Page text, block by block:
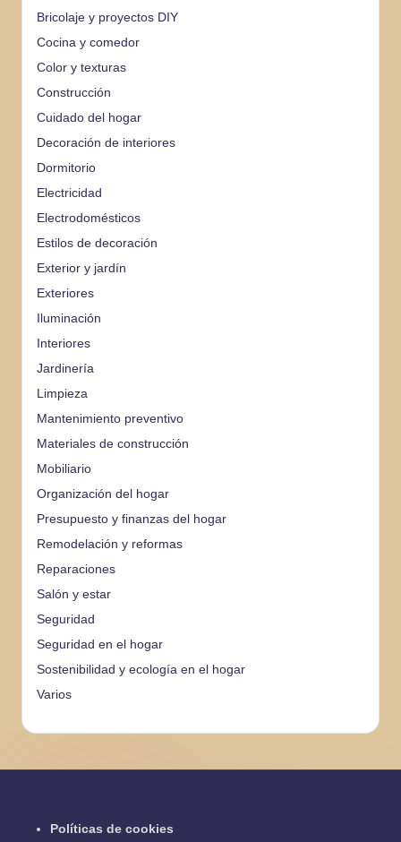
Bricolaje y proyectos DIY
Cocina y comedor
Color y texturas
Construcción
Cuidado del hogar
Decoración de interiores
Dormitorio
Electricidad
Electrodomésticos
Estilos de decoración
Exterior y jardín
Exteriores
Iluminación
Interiores
Jardinería
Limpieza
Mantenimiento preventivo
Materiales de construcción
Mobiliario
Organización del hogar
Presupuesto y finanzas del hogar
Remodelación y reformas
Reparaciones
Salón y estar
Seguridad
Seguridad en el hogar
Sostenibilidad y ecología en el hogar
Varios
Políticas de cookies